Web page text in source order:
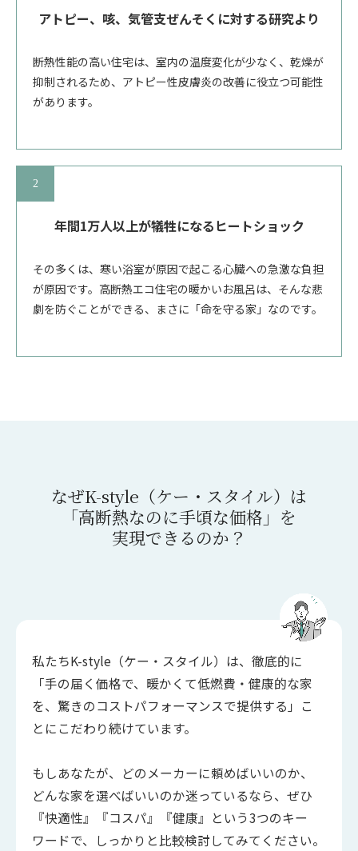
アトピー、咳、気管支ぜんそくに対する研究より
断熱性能の高い住宅は、室内の温度変化が少なく、乾燥が
抑制されるため、アトピー性皮膚炎の改善に役立つ可能性
があります。
年間1万人以上が犠牲になるヒートショック
その多くは、寒い浴室が原因で起こる心臓への急激な負担
が原因です。高断熱エコ住宅の暖かいお風呂は、そんな悲
劇を防ぐことができる、まさに「命を守る家」なのです。
なぜK-style（ケー・スタイル）は
「高断熱なのに手頃な価格」を
実現できるのか？
私たちK-style（ケー・スタイル）は、徹底的に
「手の届く価格で、暖かくて低燃費・健康的な家
を、驚きのコストパフォーマンスで提供する」こ
とにこだわり続けています。
もしあなたが、どのメーカーに頼めばいいのか、
どんな家を選べばいいのか迷っているなら、ぜひ
『快適性』『コスパ』『健康』という3つのキー
ワードで、しっかりと比較検討してみてください。